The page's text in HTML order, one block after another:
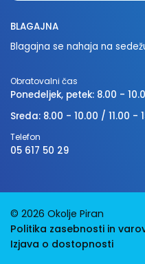
BLAGAJNA
Blagajna se nahaja na
Obratovalni čas
Ponedeljek, petek: 8.00 -
Sreda: 8.00 - 10.00 / 11.00 -
Telefon
05 617 50 29
© 2026 Okolje Piran
Politika zasebnosti in
Izjava o dostopnosti